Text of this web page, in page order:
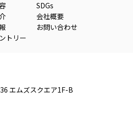
トリー
SDGs
会社概要
お問い合わせ
エムズスクエア1F-B